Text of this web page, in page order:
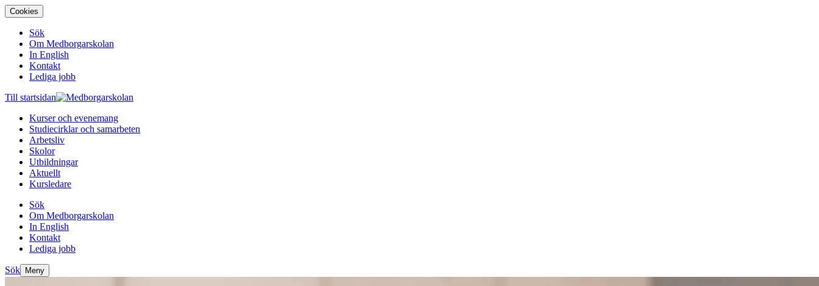
Cookies
Sök
Om Medborgarskolan
In English
Kontakt
Lediga jobb
Till startsidan
Kurser och evenemang
Studiecirklar och samarbeten
Arbetsliv
Skolor
Utbildningar
Aktuellt
Kursledare
Sök
Om Medborgarskolan
In English
Kontakt
Lediga jobb
Sök Meny